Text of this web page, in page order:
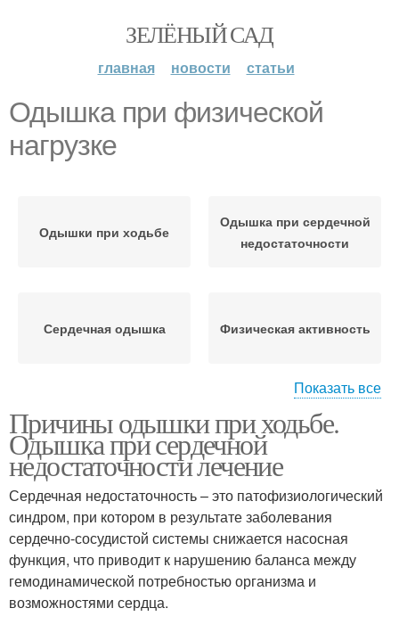
ЗЕЛЁНЫЙ САД
главная новости статьи
Одышка при физической
нагрузке
Одышки при ходьбе
Одышка при сердечной
недостаточности
Сердечная одышка Физическая активность
Одышка при ходьбе Одышка при неврозе
Показать все
Причины одышки при ходьбе.
Одышка при сердечной
недостаточности лечение
Сердечная недостаточность – это патофизиологический
синдром, при котором в результате заболевания
сердечно-сосудистой системы снижается насосная
функция, что приводит к нарушению баланса между
гемодинамической потребностью организма и
возможностями сердца.